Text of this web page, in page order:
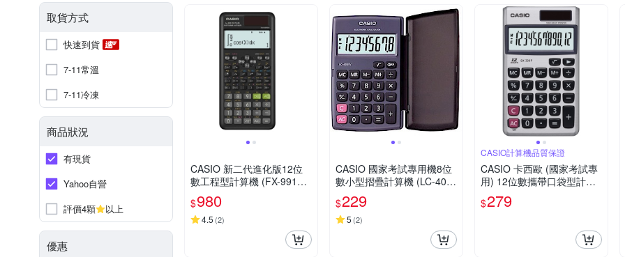
取貨方式
快速到貨
7-11常溫
7-11冷凍
商品狀況
有現貨
Yahoo自營
評價4顆
以上
優惠
CASIO 新二代進化版12位
數工程型計算機 (FX-991ES
PLUS-2)
$980
4.5 (2)
CASIO 國家考試專用機8位
數小型摺疊計算機 (LC-401L
V-BK)
$229
5 (2)
CASIO計算機品質保證
CASIO 卡西歐 (國家考試專
用) 12位數攜帶口袋型計算
機SX-320P
$279